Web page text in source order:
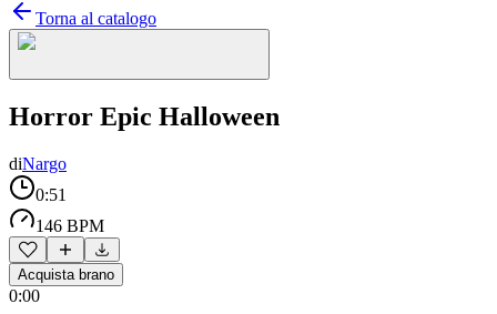
Torna al catalogo
Horror Epic Halloween
diNargo
0:51
146 BPM
Acquista brano
0:00